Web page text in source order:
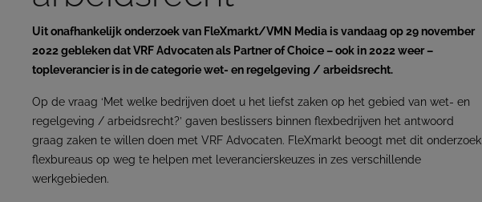
Uit onafhankelijk onderzoek van FleXmarkt/VMN Media is vandaag op 29 november
2022 gebleken dat VRF Advocaten als Partner of Choice – ook in 2022 weer –
topleverancier is in de categorie wet- en regelgeving / arbeidsrecht.
Op de vraag ‘Met welke bedrijven doet u het liefst zaken op het gebied van wet- en
regelgeving / arbeidsrecht?’ gaven beslissers binnen flexbedrijven het antwoord
graag zaken te willen doen met VRF Advocaten. FleXmarkt beoogt met dit onderzoek
flexbureaus op weg te helpen met leverancierskeuzes in zes verschillende
werkgebieden.